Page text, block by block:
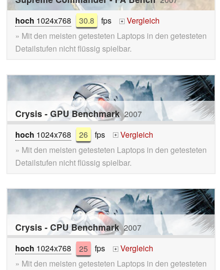
hoch 1024x768 30.8 fps +
Vergleich
» Mit den meisten getesteten Laptops in den getesteten
Detailstufen nicht flüssig spielbar.
Crysis - GPU Benchmark 2007
hoch 1024x768 26 fps +
Vergleich
» Mit den meisten getesteten Laptops in den getesteten
Detailstufen nicht flüssig spielbar.
Crysis - CPU Benchmark 2007
hoch 1024x768 25 fps +
Vergleich
» Mit den meisten getesteten Laptops in den getesteten